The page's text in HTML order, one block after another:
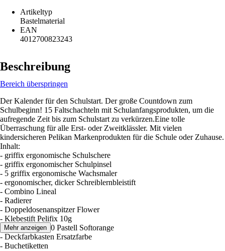
Artikeltyp
Bastelmaterial
EAN
4012700823243
Beschreibung
Bereich überspringen
Der Kalender für den Schulstart. Der große Countdown zum
Schulbeginn! 15 Faltschachteln mit Schulanfangsprodukten, um die
aufregende Zeit bis zum Schulstart zu verkürzen.Eine tolle
Überraschung für alle Erst- oder Zweitklässler. Mit vielen
kindersicheren Pelikan Markenprodukten für die Schule oder Zuhause.
Inhalt:
- griffix ergonomische Schulschere
- griffix ergonomischer Schulpinsel
- 5 griffix ergonomische Wachsmaler
- ergonomischer, dicker Schreiblernbleistift
- Combino Lineal
- Radierer
- Doppeldosenanspitzer Flower
- Klebestift Pelifix 10g
- Textmarker 490 Pastell Softorange
- Deckfarbkasten Ersatzfarbe
- Buchetiketten
Mehr anzeigen